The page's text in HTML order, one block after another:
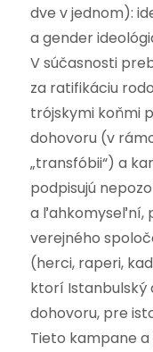
dve v jednom):
a gender
V súčasnosti
za ratifikáciu
trójskymi koňmi
dohovoru (v
„transfóbii“) a
podpisujú
a ľahkomyseľní,
verejného
(herci, raperi,
ktorí Istanbulský
dohovoru, pre
Tieto kampane